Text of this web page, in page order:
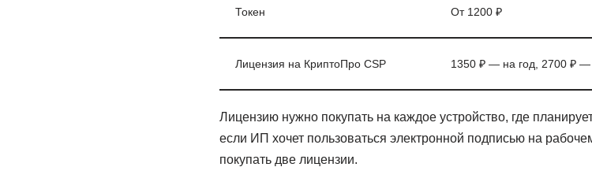
Токен От 1200 ₽
Лицензия на КриптоПро CSP 1350 ₽ — на год, 2700 ₽ —
Лицензию нужно покупать на каждое устройство, где
если ИП хочет пользоваться электронной подписью на
покупать две лицензии.